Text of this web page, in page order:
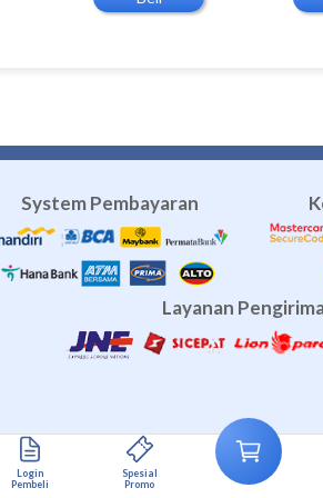
System Pembayaran
Layanan
Copyright 2016-2026
All Right Reserved.
Login
Pembeli
Spesial
Promo